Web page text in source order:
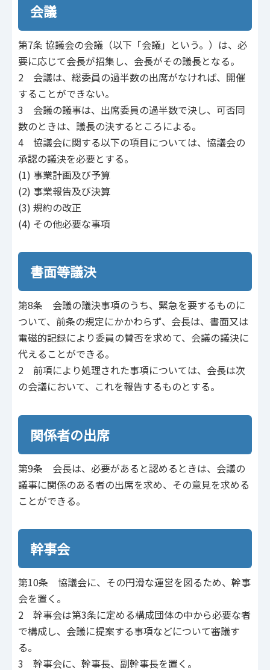
会議
第7条 協議会の会議（以下「会議」という。）は、必
要に応じて会長が招集し、会長がその議長となる。
2 会議は、総委員の過半数の出席がなければ、開催
することができない。
3 会議の議事は、出席委員の過半数で決し、可否同
数のときは、議長の決するところによる。
4 協議会に関する以下の項目については、協議会の
承認の議決を必要とする。
(1) 事業計画及び予算
(2) 事業報告及び決算
(3) 規約の改正
(4) その他必要な事項
書面等議決
第8条 会議の議決事項のうち、緊急を要するものに
ついて、前条の規定にかかわらず、会長は、書面又は
電磁的記録により委員の賛否を求めて、会議の議決に
代えることができる。
2 前項により処理された事項については、会長は次
の会議において、これを報告するものとする。
関係者の出席
第9条 会長は、必要があると認めるときは、会議の
議事に関係のある者の出席を求め、その意見を求める
ことができる。
幹事会
第10条 協議会に、その円滑な運営を図るため、幹事
会を置く。
2 幹事会は第3条に定める構成団体の中から必要な者
で構成し、会議に提案する事項などについて審議す
る。
3 幹事会に、幹事長、副幹事長を置く。